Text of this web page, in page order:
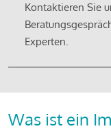
Kontaktieren Sie
Experten.
Was ist ein